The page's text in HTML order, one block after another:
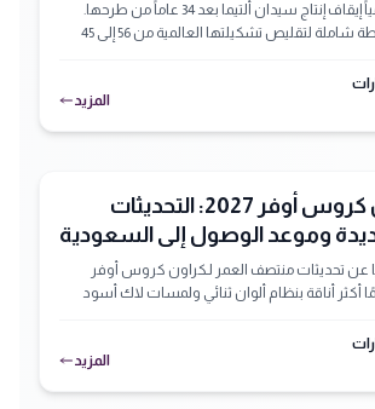
أعلنت نيسان رسمياً إيقاف إنتاج سيدان ألتيما بعد 34 عاماً من طرحها.
يأتي القرار ضمن خطة شاملة لتقليص تشكيلتها العالمية من 56 إلى 45
المزيد
تويوتا كراون كروس أوفر 2027: التحديثات
وموعد الوصول إلى السعودية
عن تحديثات منتصف العمر لـكراون كروس أوفر
أكثر أناقة بنظام ألوان ثنائي ولمسات لاك أسود
رقمي كتجهيز قياسي. من المتوقع طرح السيارة
في اليابان في 3 سبتمبر 2026، بينما يُتوقع وصولها إلى السعودية خلال
المزيد